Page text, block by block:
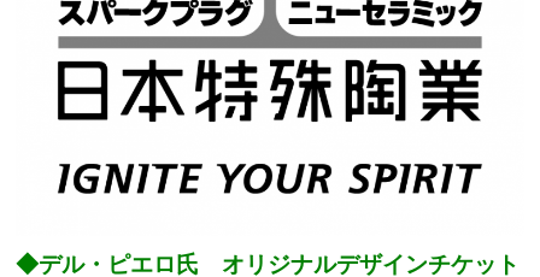
◆デル・ピエロ氏 オリジナルデザインチケット